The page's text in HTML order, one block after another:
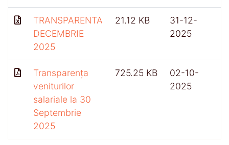
TRANSPARENTA
DECEMBRIE
2025
21.12 KB
31-12-
2025
Transparența
veniturilor
salariale la 30
Septembrie
2025
725.25 KB
02-10-
2025